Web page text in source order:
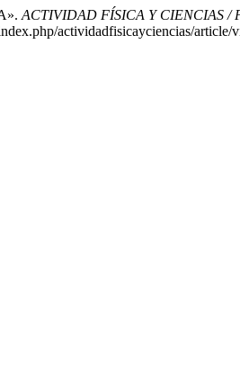
ACTIVIDAD FÍSICA Y CIENCIAS /
actividadfisicayciencias/article/